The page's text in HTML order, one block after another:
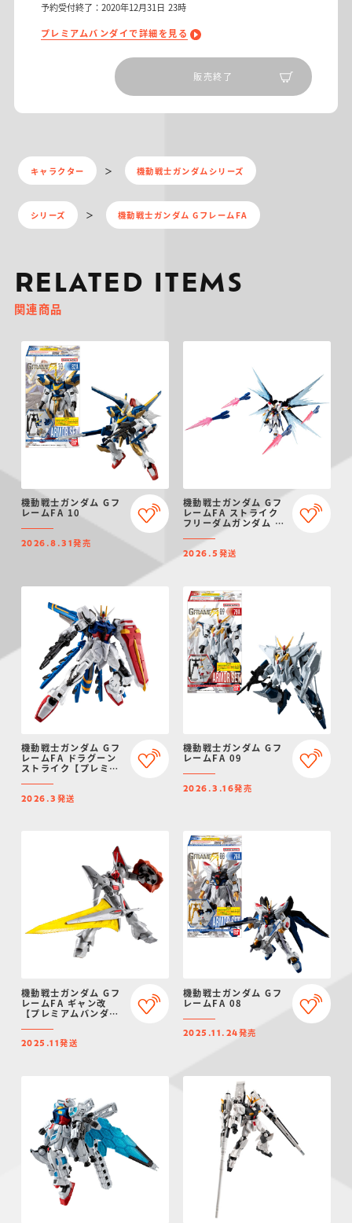
予約受付終了：2020年12月31日 23時
プレミアムバンダイで詳細を見る
販売終了
キャラクター 機動戦士ガンダムシリーズ
シリーズ 機動戦士ガンダム GフレームFA
RELATED ITEMS
関連商品
機動戦士ガンダム Gフ
レームFA 10
2026.8.31発売
機動戦士ガンダム Gフ
レームFA ストライク
フリーダムガンダム オ
【プレミアムバンダイ
限定】
2026.5 発送
機動戦士ガンダム Gフ
レームFA ドラグーン
ストライク【プレミア
2026.3 発送
機動戦士ガンダム Gフ
レームFA 09
2026.3.16発売
機動戦士ガンダム Gフ
レームFA ギャン改
【プレミアムバンダイ
2025.11発送
機動戦士ガンダム Gフ
レームFA 08
2025.11.24発売